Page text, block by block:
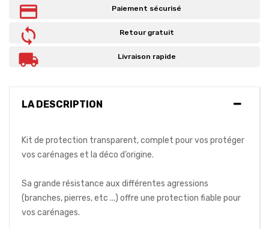
Paiement sécurisé
Retour gratuit
Livraison rapide
LA DESCRIPTION
Kit de protection transparent, complet pour vos protéger
vos carénages et la déco d’origine.
Sa grande résistance aux différentes agressions
(branches, pierres, etc ...) offre une protection fiable pour
vos carénages.